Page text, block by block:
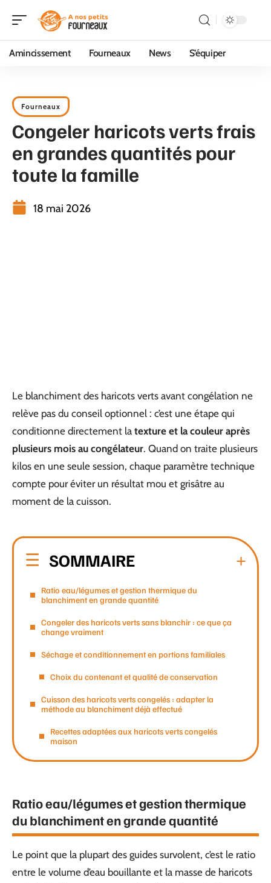
Amincissement Fourneaux News S’équiper
Fourneaux
Congeler haricots verts frais
en grandes quantités pour
toute la famille
18 mai 2026
Le blanchiment des haricots verts avant congélation ne
relève pas du conseil optionnel : c’est une étape qui
conditionne directement la texture et la couleur après
plusieurs mois au congélateur. Quand on traite plusieurs
kilos en une seule session, chaque paramètre technique
compte pour éviter un résultat mou et grisâtre au
moment de la cuisson.
SOMMAIRE
Ratio eau/légumes et gestion thermique du
blanchiment en grande quantité
Congeler des haricots verts sans blanchir : ce que ça
change vraiment
Séchage et conditionnement en portions familiales
Choix du contenant et qualité de conservation
Cuisson des haricots verts congelés : adapter la
méthode au blanchiment déjà effectué
Recettes adaptées aux haricots verts congelés
maison
Ratio eau/légumes et gestion thermique
du blanchiment en grande quantité
Le point que la plupart des guides survolent, c’est le ratio
entre le volume d’eau bouillante et la masse de haricots